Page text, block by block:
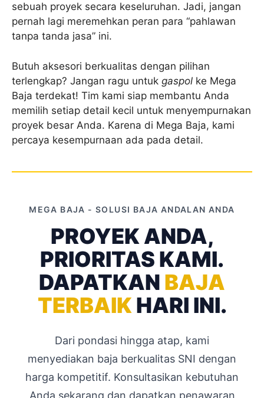
sebuah proyek secara keseluruhan. Jadi, jangan
pernah lagi meremehkan peran para “pahlawan
tanpa tanda jasa” ini.
Butuh aksesori berkualitas dengan pilihan
terlengkap? Jangan ragu untuk gaspol ke Mega
Baja terdekat! Tim kami siap membantu Anda
memilih setiap detail kecil untuk menyempurnakan
proyek besar Anda. Karena di Mega Baja, kami
percaya kesempurnaan ada pada detail.
MEGA BAJA - SOLUSI BAJA ANDALAN ANDA
PROYEK ANDA,
PRIORITAS KAMI.
DAPATKAN BAJA
TERBAIK HARI INI.
Dari pondasi hingga atap, kami
menyediakan baja berkualitas SNI dengan
harga kompetitif. Konsultasikan kebutuhan
Anda sekarang dan dapatkan penawaran